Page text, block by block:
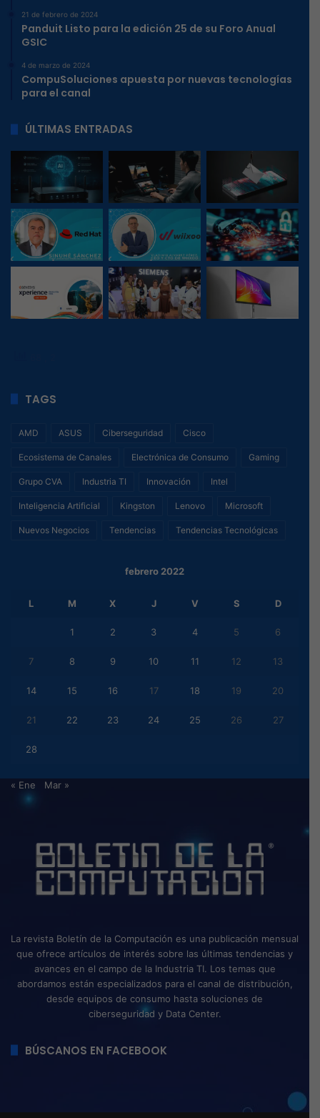
21 de febrero de 2024
Panduit Listo para la edición 25 de su Foro Anual
GSIC
4 de marzo de 2024
CompuSoluciones apuesta por nuevas tecnologías
para el canal
ÚLTIMAS ENTRADAS
TAGS
AMD ASUS Ciberseguridad Cisco
Ecosistema de Canales Electrónica de Consumo Gaming
Grupo CVA Industria TI Innovación Intel
Inteligencia Artificial Kingston Lenovo Microsoft
Nuevos Negocios Tendencias Tendencias Tecnológicas
febrero 2022
L M X J V S D
1 2 3 4 5 6
7 8 9 10 11 12 13
14 15 16 17 18 19 20
21 22 23 24 25 26 27
28
« Ene Mar »
La revista Boletín de la Computación es una publicación mensual
que ofrece artículos de interés sobre las últimas tendencias y
avances en el campo de la Industria TI. Los temas que
abordamos están especializados para el canal de distribución,
desde equipos de consumo hasta soluciones de
ciberseguridad y Data Center.
BÚSCANOS EN FACEBOOK